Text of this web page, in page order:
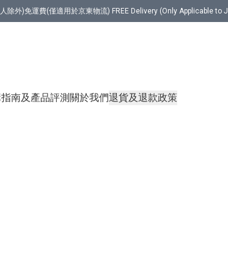
除外)免運費(僅適用於京東物流) FREE Delivery (Only
南及產品評測關於我們退貨及退款政策